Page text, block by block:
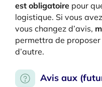
est obligatoire pour
logistique. Si vous
vous changez d’avis,
permettra de
d’autre.
Avis aux